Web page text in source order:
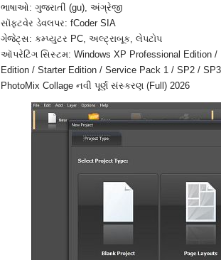
ભાષાઓ: ગુજરાતીં (gu), અંગ્રેજી
સૉફ્ટવેર ડેવલપર: fCoder SIA
ગેજેટ્સ: કમ્પ્યુટર PC, અલ્ટ્રાબૂક, લેપટોપ
ઑપરેટિંગ સિસ્ટમ: Windows XP Professional Edition /
Edition / Starter Edition / Service Pack 1 / SP2 /
PhotoMix Collage નવી પૂર્ણ સંસ્કરણ (Full) 2026